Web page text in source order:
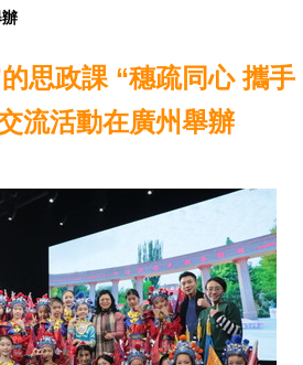
思政課 “穗疏同心 攜手
流活動在廣州舉辦